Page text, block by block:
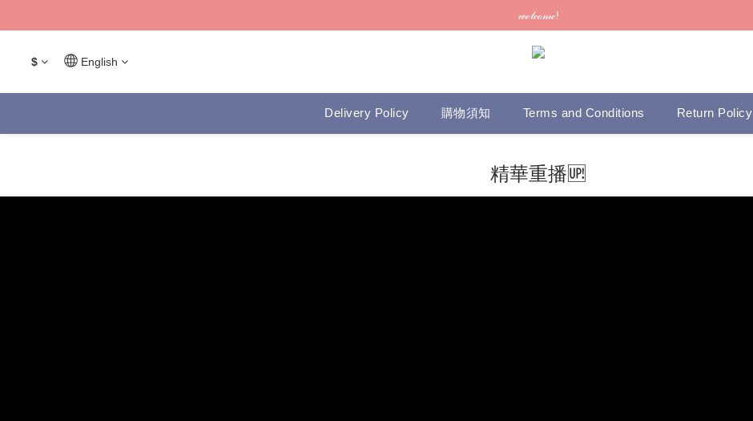
訂單可供取貨/發貨後會發出電郵通知，請填妥正確資料 (*通知以電郵為準)
𝓌ℯ𝓁𝒸ℴ𝓂ℯ!
訂單可供取貨/發貨後會發出電郵通知，請填妥正確資料 (*通知以電郵為準)
$ English
Delivery Policy 購物須知 Terms and Conditions Return Policy
精華重播🆙